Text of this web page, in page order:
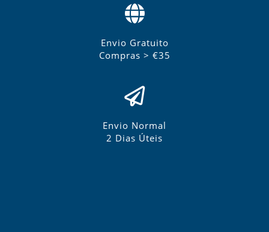
Envio Gratuito
Compras > €35
Envio Normal
2 Dias Úteis